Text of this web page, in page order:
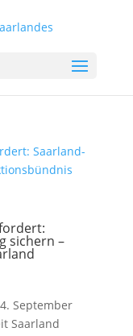
sichern –
September
Saarland